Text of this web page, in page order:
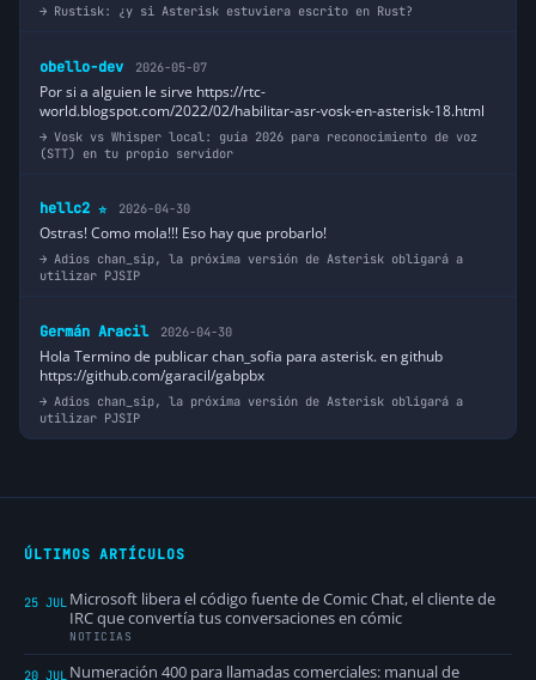
Rustisk: ¿y si Asterisk estuviera escrito en Rust?
obello-dev 2026-05-07
Por si a alguien le sirve https://rtc-
world.blogspot.com/2022/02/habilitar-asr-vosk-en-asterisk-18.html
Vosk vs Whisper local: guía 2026 para reconocimiento de voz
(STT) en tu propio servidor
hellc2 ⭐ 2026-04-30
Ostras! Como mola!!! Eso hay que probarlo!
Adios chan_sip, la próxima versión de Asterisk obligará a
utilizar PJSIP
Germán Aracil 2026-04-30
Hola Termino de publicar chan_sofia para asterisk. en github
https://github.com/garacil/gabpbx
Adios chan_sip, la próxima versión de Asterisk obligará a
utilizar PJSIP
ÚLTIMOS ARTÍCULOS
25 JUL Microsoft libera el código fuente de Comic Chat, el cliente de
IRC que convertía tus conversaciones en cómic
NOTICIAS
20 JUL Numeración 400 para llamadas comerciales: manual de